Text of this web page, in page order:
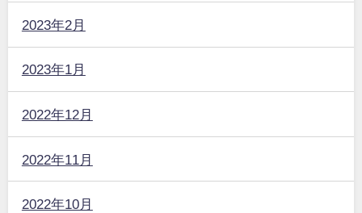
2023年2月
2023年1月
2022年12月
2022年11月
2022年10月